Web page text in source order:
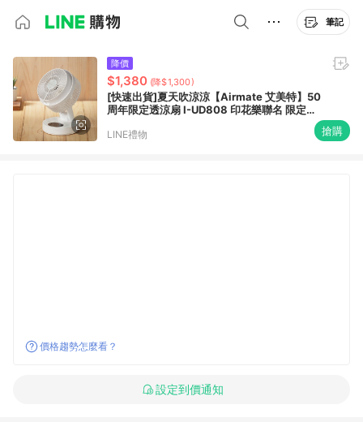
筆記
降價
$1,380 (降$1,300)
[快速出貨]夏天吹涼涼【Airmate 艾美特】50
周年限定透涼扇 I-UD808 印花樂聯名 限定款
出 出遊 野餐
LINE禮物 搶購
價格趨勢怎麼看？
設定到價通知